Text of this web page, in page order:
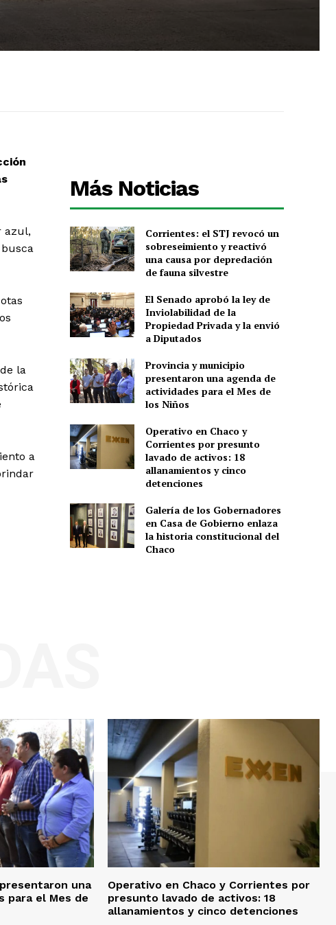
azul,
la
a
Más Noticias
Corrientes: el STJ revocó un
sobreseimiento y reactivó
una causa por depredación
de fauna silvestre
El Senado aprobó la ley de
Inviolabilidad de la
Propiedad Privada y la envió
a Diputados
Provincia y municipio
presentaron una agenda de
actividades para el Mes de
los Niños
Operativo en Chaco y
Corrientes por presunto
lavado de activos: 18
allanamientos y cinco
detenciones
Galería de los Gobernadores
en Casa de Gobierno enlaza
la historia constitucional del
Chaco
una
para el Mes de
Operativo en Chaco y Corrientes por
presunto lavado de activos: 18
allanamientos y cinco detenciones